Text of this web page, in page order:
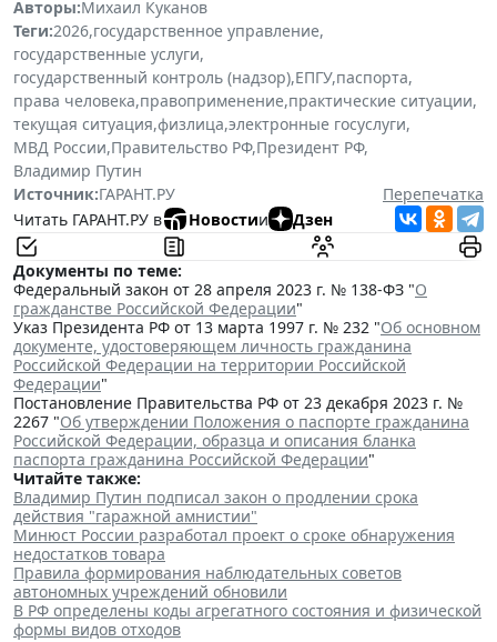
Авторы:Михаил Куканов
Теги:2026,государственное управление,
государственные услуги,
государственный контроль (надзор),ЕПГУ,паспорта,
права человека,правоприменение,практические ситуации,
текущая ситуация,физлица,электронные госуслуги,
МВД России,Правительство РФ,Президент РФ,
Владимир Путин
Источник:ГАРАНТ.РУ
Перепечатка
Читать ГАРАНТ.РУ в
Новостии Дзен
Документы по теме:
Федеральный закон от 28 апреля 2023 г. № 138-ФЗ "О
гражданстве Российской Федерации"
Указ Президента РФ от 13 марта 1997 г. № 232 "Об основном
документе, удостоверяющем личность гражданина
Российской Федерации на территории Российской
Федерации"
Постановление Правительства РФ от 23 декабря 2023 г. №
2267 "Об утверждении Положения о паспорте гражданина
Российской Федерации, образца и описания бланка
паспорта гражданина Российской Федерации"
Читайте также:
Владимир Путин подписал закон о продлении срока
действия "гаражной амнистии"
Минюст России разработал проект о сроке обнаружения
недостатков товара
Правила формирования наблюдательных советов
автономных учреждений обновили
В РФ определены коды агрегатного состояния и физической
формы видов отходов